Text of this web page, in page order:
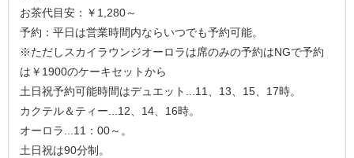
お茶代目安：￥1,280～
予約：平日は営業時間内ならいつでも予約可能。
※ただしスカイラウンジオーロラは席のみの予約はNGで予約
は￥1900のケーキセットから
土日祝予約可能時間はデュエット...11、13、15、17時。
カクテル＆ティー...12、14、16時。
オーロラ...11：00～。
土日祝は90分制。